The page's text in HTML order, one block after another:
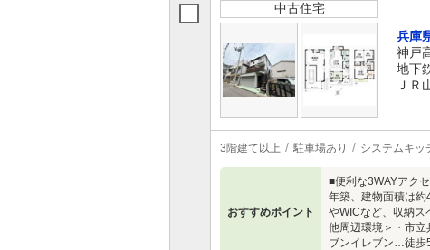
中古住宅
兵庫
神戸
地下
ＪＲ
3階建て以上 駐車場あり システムキッ
おすすめポイント
■便利な3WAYアク
年築、建物面積は
やWICなど、収納ス
他周辺環境＞・市
ブンイレブン…徒歩